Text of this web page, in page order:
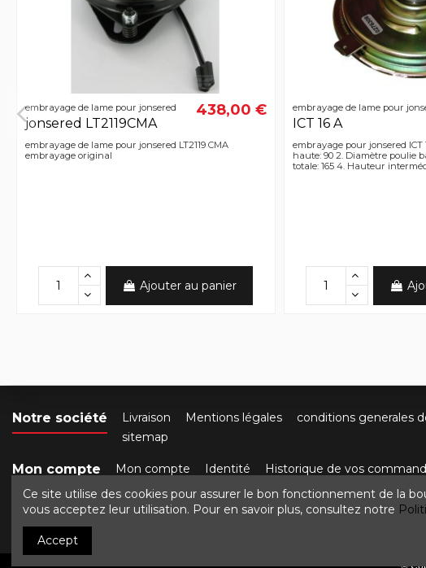
embrayage de lame pour jonsered
jonsered LT2119CMA
438,00 €
embrayage de lame pour jonsered LT2119 CMA
embrayage original
Ajouter au panier
embrayage de lame pour
ICT 16 A
embrayage pour jonsered ICT
haute: 90 2. Diamètre poulie
totale: 165 4. Hauteur
Notre société Livraison Mentions légales conditions generales
sitemap
Mon compte Mon compte Identité Historique de vos
Contactez-nous Crocbois-motoculture.com 50 route de
©
Ce site utilise des cookies pour assurer le bon fonctionnement de la
vous acceptez leur utilisation. Pour en savoir plus, consultez notre
Accept